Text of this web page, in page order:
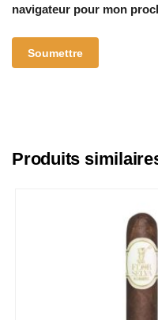
navigateur pour mon
Produits